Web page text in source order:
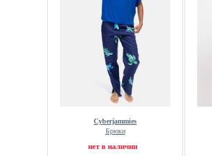
Cyberjammies
Брюки
нет в наличии